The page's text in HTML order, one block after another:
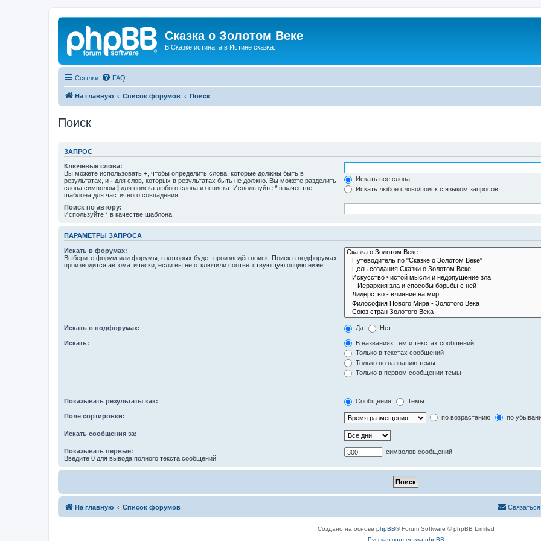
Сказка о Золотом Веке
В Сказке истина, а в Истине сказка.
Ссылки FAQ
На главную Список форумов Поиск
Поиск
ЗАПРОС
Ключевые слова:
Вы можете использовать + , чтобы определить слова, которые должны быть в
результатах, и - для слов, которых в результатах быть не должно. Вы можете разделить
слова символом | для поиска любого слова из списка. Используйте * в качестве
шаблона для частичного совпадения.
Искать все слова
Искать любое слово/поиск с языком запросов
Поиск по автору:
Используйте * в качестве шаблона.
ПАРАМЕТРЫ ЗАПРОСА
Искать в форумах:
Выберите форум или форумы, в которых будет произведён поиск. Поиск в подфорумах
производится автоматически, если вы не отключили соответствующую опцию ниже.
Искать в подфорумах: Да Нет
Искать:
В названиях тем и текстах сообщений
Только в текстах сообщений
Только по названию темы
Только в первом сообщении темы
Показывать результаты как: Сообщения Темы
Поле сортировки: по возрастанию по
Искать сообщения за:
Показывать первые:
Введите 0 для вывода полного текста сообщений.
символов сообщений
На главную Список форумов
Создано на основе phpBB® Forum Software © phpBB Limited
Русская поддержка phpBB